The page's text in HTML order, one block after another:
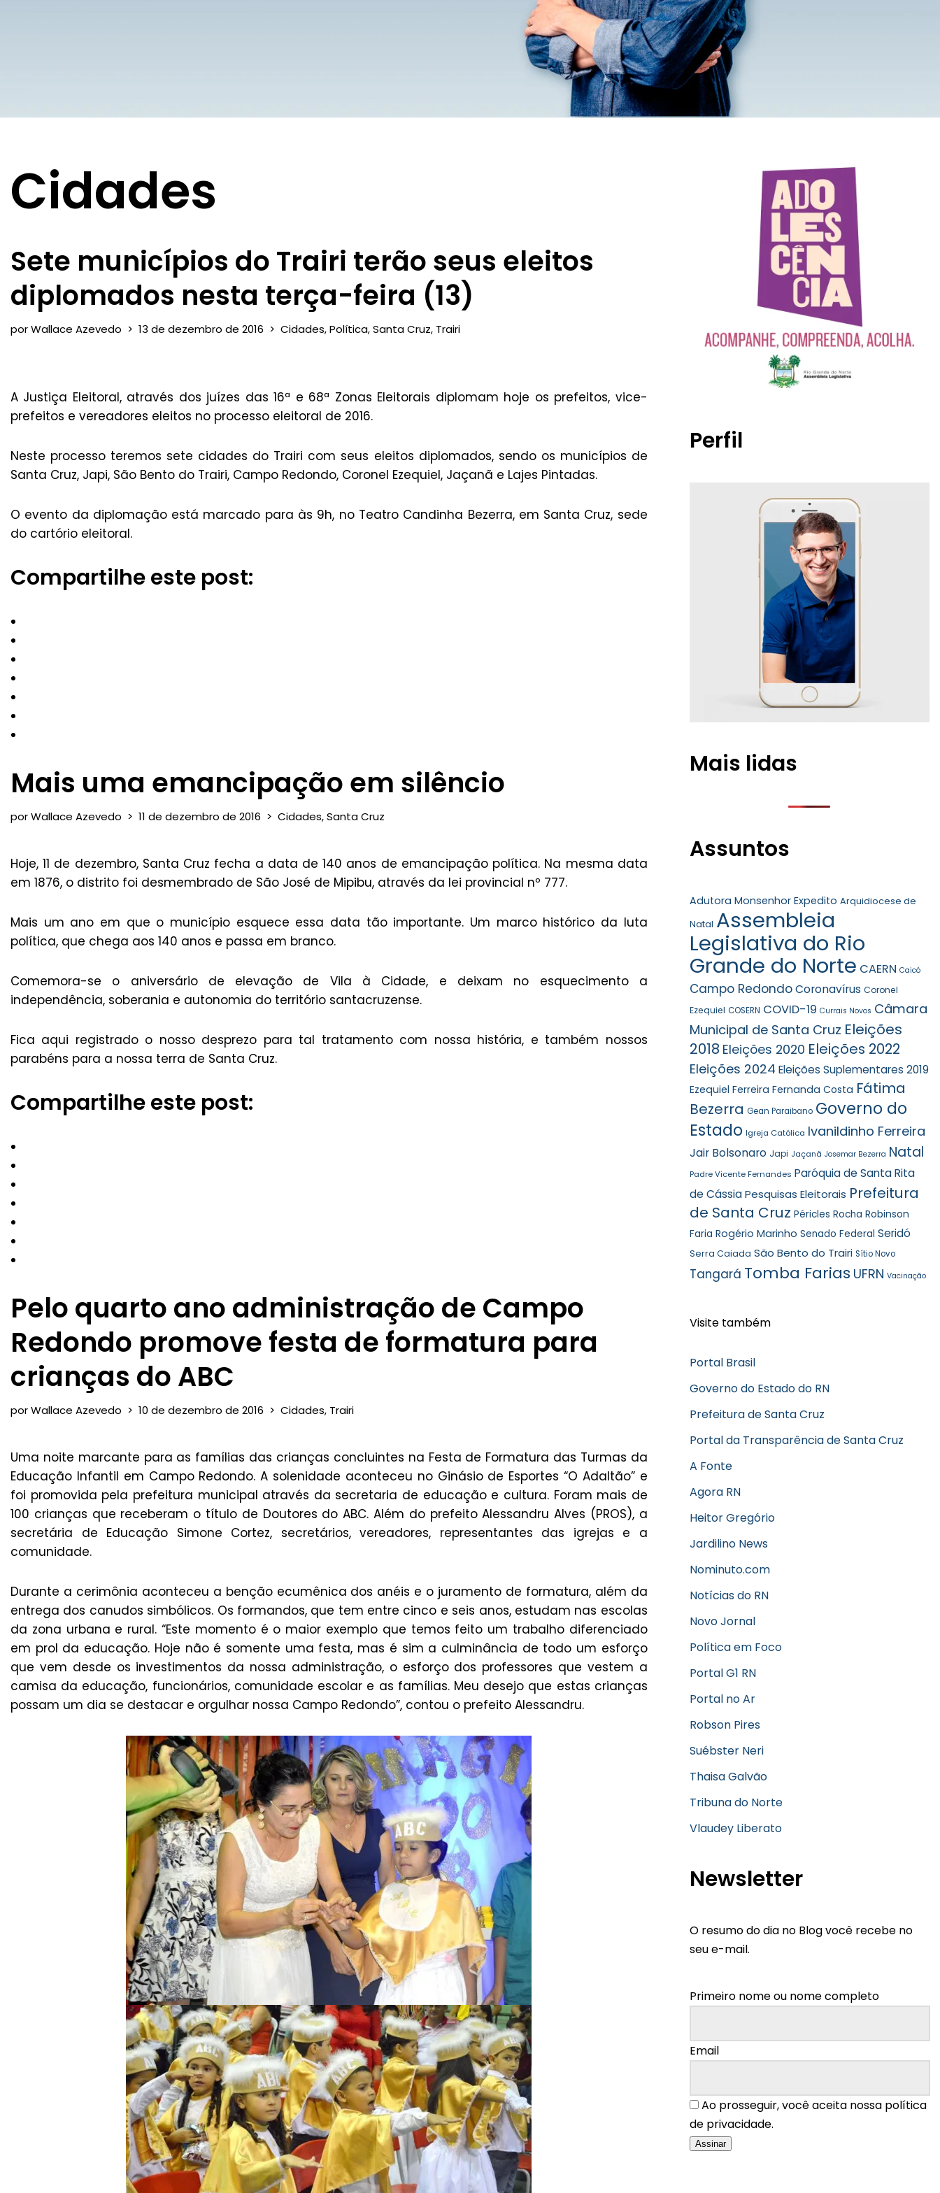
Cidades
Sete municípios do Trairi terão seus eleitos
diplomados nesta terça-feira (13)
porWallace Azevedo 13 de dezembro de 2016 Cidades,Política,Santa Cruz, Trairi
A Justiça Eleitoral, através dos juízes das 16ª e 68ª Zonas Eleitorais diplomam hoje os prefeitos, vice-
prefeitos e vereadores eleitos no processo eleitoral de 2016.
Neste processo teremos sete cidades do Trairi com seus eleitos diplomados, sendo os municípios de
Santa Cruz, Japi, São Bento do Trairi, Campo Redondo, Coronel Ezequiel, Jaçanã e Lajes Pintadas.
O evento da diplomação está marcado para às 9h, no Teatro Candinha Bezerra, em Santa Cruz, sede
do cartório eleitoral.
Compartilhe este post:
Mais uma emancipação em silêncio
porWallace Azevedo 11 de dezembro de 2016 Cidades,Santa Cruz
Hoje, 11 de dezembro, Santa Cruz fecha a data de 140 anos de emancipação política. Na mesma data
em 1876, o distrito foi desmembrado de São José de Mipibu, através da lei provincial nº 777.
Mais um ano em que o município esquece essa data tão importante. Um marco histórico da luta
política, que chega aos 140 anos e passa em branco.
Comemora-se o aniversário de elevação de Vila à Cidade, e deixam no esquecimento a
independência, soberania e autonomia do território santacruzense.
Fica aqui registrado o nosso desprezo para tal tratamento com nossa história, e também nossos
parabéns para a nossa terra de Santa Cruz.
Compartilhe este post:
Pelo quarto ano administração de Campo
Redondo promove festa de formatura para
crianças do ABC
porWallace Azevedo 10 de dezembro de 2016 Cidades, Trairi
Uma noite marcante para as famílias das crianças concluintes na Festa de Formatura das Turmas da
Educação Infantil em Campo Redondo. A solenidade aconteceu no Ginásio de Esportes “O Adaltão” e
foi promovida pela prefeitura municipal através da secretaria de educação e cultura. Foram mais de
100 crianças que receberam o título de Doutores do ABC. Além do prefeito Alessandru Alves (PROS), a
secretária de Educação Simone Cortez, secretários, vereadores, representantes das igrejas e a
comunidade.
Durante a cerimônia aconteceu a benção ecumênica dos anéis e o juramento de formatura, além da
entrega dos canudos simbólicos. Os formandos, que tem entre cinco e seis anos, estudam nas escolas
da zona urbana e rural. “Este momento é o maior exemplo que temos feito um trabalho diferenciado
em prol da educação. Hoje não é somente uma festa, mas é sim a culminância de todo um esforço
que vem desde os investimentos da nossa administração, o esforço dos professores que vestem a
camisa da educação, funcionários, comunidade escolar e as famílias. Meu desejo que estas crianças
possam um dia se destacar e orgulhar nossa Campo Redondo”, contou o prefeito Alessandru.
Perfil
Mais lidas
Assuntos
Adutora Monsenhor Expedito Arquidiocese de
Natal Assembleia
Legislativa do Rio
Grande do Norte CAERN Caicó
Campo Redondo Coronavírus Coronel
Ezequiel COSERN COVID-19 Currais Novos Câmara
Municipal de Santa Cruz Eleições
2018 Eleições 2020 Eleições 2022
Eleições 2024 Eleições Suplementares 2019
Ezequiel Ferreira Fernanda Costa Fátima
Bezerra Gean Paraibano Governo do
Estado Igreja Católica Ivanildinho Ferreira
Jair Bolsonaro Japi Jaçanã Josemar Bezerra Natal
Padre Vicente Fernandes Paróquia de Santa Rita
de Cássia Pesquisas Eleitorais Prefeitura
de Santa Cruz Péricles Rocha Robinson
Faria Rogério Marinho Senado Federal Seridó
Serra Caiada São Bento do Trairi Sítio Novo
Tangará Tomba Farias UFRN Vacinação
Visite também
Portal Brasil
Governo do Estado do RN
Prefeitura de Santa Cruz
Portal da Transparência de Santa Cruz
A Fonte
Agora RN
Heitor Gregório
Jardilino News
Nominuto.com
Notícias do RN
Novo Jornal
Política em Foco
Portal G1 RN
Portal no Ar
Robson Pires
Suébster Neri
Thaisa Galvão
Tribuna do Norte
Vlaudey Liberato
Newsletter
O resumo do dia no Blog você recebe no
seu e-mail.
Primeiro nome ou nome completo
Email
Ao prosseguir, você aceita nossa política
de privacidade.